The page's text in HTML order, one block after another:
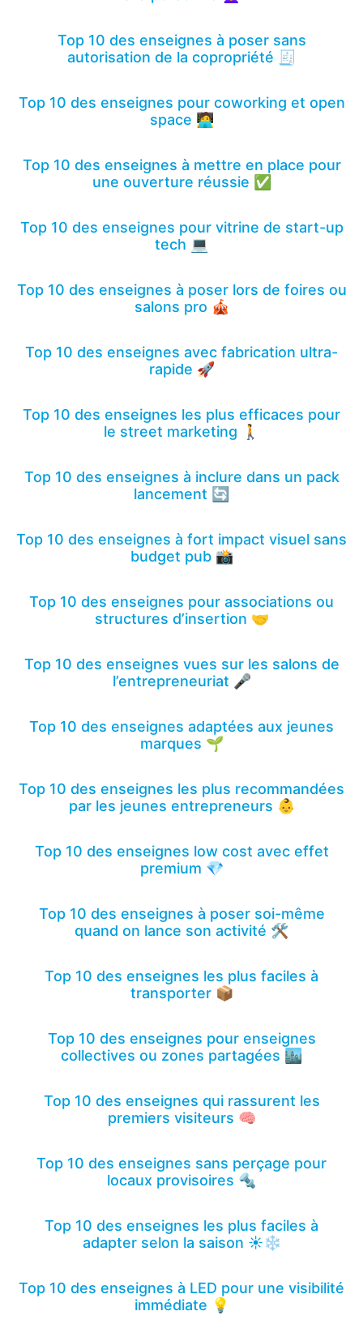
Top 10 des enseignes à poser sans
autorisation de la copropriété 🧾
Top 10 des enseignes pour coworking et open
space 🧑‍💻
Top 10 des enseignes à mettre en place pour
une ouverture réussie ✅
Top 10 des enseignes pour vitrine de start-up
tech 💻
Top 10 des enseignes à poser lors de foires ou
salons pro 🎪
Top 10 des enseignes avec fabrication ultra-
rapide 🚀
Top 10 des enseignes les plus efficaces pour
le street marketing 🚶
Top 10 des enseignes à inclure dans un pack
lancement 🔄
Top 10 des enseignes à fort impact visuel sans
budget pub 📸
Top 10 des enseignes pour associations ou
structures d’insertion 🤝
Top 10 des enseignes vues sur les salons de
l’entrepreneuriat 🎤
Top 10 des enseignes adaptées aux jeunes
marques 🌱
Top 10 des enseignes les plus recommandées
par les jeunes entrepreneurs 👶
Top 10 des enseignes low cost avec effet
premium 💎
Top 10 des enseignes à poser soi-même
quand on lance son activité 🛠️
Top 10 des enseignes les plus faciles à
transporter 📦
Top 10 des enseignes pour enseignes
collectives ou zones partagées 🏙️
Top 10 des enseignes qui rassurent les
premiers visiteurs 🧠
Top 10 des enseignes sans perçage pour
locaux provisoires 🔩
Top 10 des enseignes les plus faciles à
adapter selon la saison ☀️❄️
Top 10 des enseignes à LED pour une visibilité
immédiate 💡